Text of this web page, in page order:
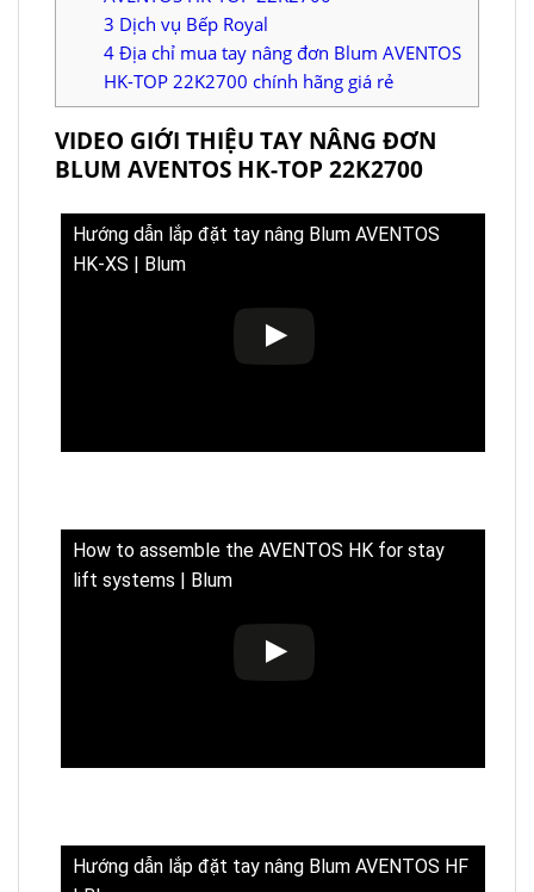
3 Dịch vụ Bếp Royal
4 Địa chỉ mua tay nâng đơn Blum AVENTOS
HK-TOP 22K2700 chính hãng giá rẻ
VIDEO GIỚI THIỆU TAY NÂNG ĐƠN
BLUM AVENTOS HK-TOP 22K2700
Hướng dẫn lắp đặt tay nâng Blum AVENTOS
HK-XS | Blum
How to assemble the AVENTOS HK for stay
lift systems | Blum
Hướng dẫn lắp đặt tay nâng Blum AVENTOS HF